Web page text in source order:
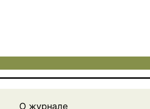
О журнале